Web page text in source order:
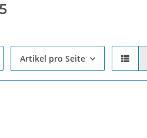
Artikel pro Seite